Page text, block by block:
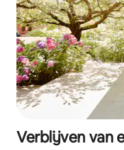
Verblijven van